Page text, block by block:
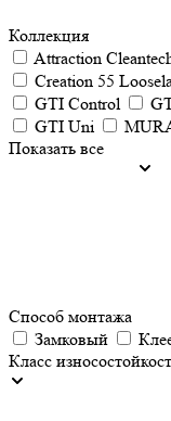
Коллекция
Attraction
Creation 55
GTI Control
GTI Uni
Показать все
Способ монтажа
Замковый
Класс